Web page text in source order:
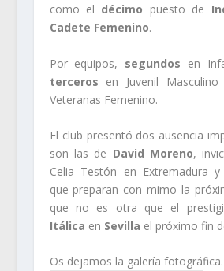
como el décimo puesto de
Cadete Femenino.
Por equipos, segundos en
terceros en Juvenil
Veteranas Femenino.
El club presentó dos ausencia
son las de David Moreno,
Celia Testón en Extremadura y
que preparan con mimo la
que no es otra que el
Itálica en Sevilla el próximo fin
Os dejamos la galería fotográfica.